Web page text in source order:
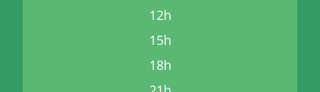
12h
15h
18h